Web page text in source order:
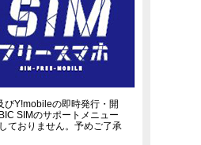
Y!mobileの即時発行・開
SIMのサポートメニュー
ておりません。予めご了承